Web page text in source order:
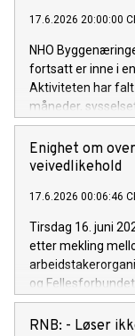
17.6.2026 20:00:00
NHO
fortsatt er inne i
Aktiviteten har
måneder,
konkursnivået er
historisk lavt nivå.
siden krigen, og
Enighet om
veivedlikehold
17.6.2026 00:06:46
Tirsdag 16. juni
etter mekling
og
asfaltarbeid og
RNB: - Løser